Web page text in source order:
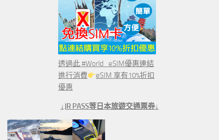
透過此 #World_eSIM優惠連結
進行消費
eSIM 享有10%折扣
優惠
↓JR PASS等日本旅遊交通票券↓